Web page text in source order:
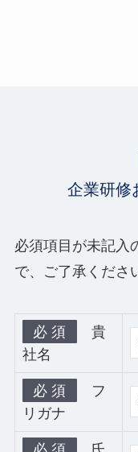
企業研修
必須項目が未記入
で、ご了承くださ
必 須
貴
社名
必 須
フ
リガナ